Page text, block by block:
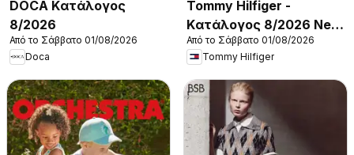
DOCA Kατάλογος
8/2026
Από το Σάββατο 01/08/2026
Doca
Tommy Hilfiger -
Kατάλογος 8/2026 New
in Women
Από το Σάββατο 01/08/2026
Tommy Hilfiger